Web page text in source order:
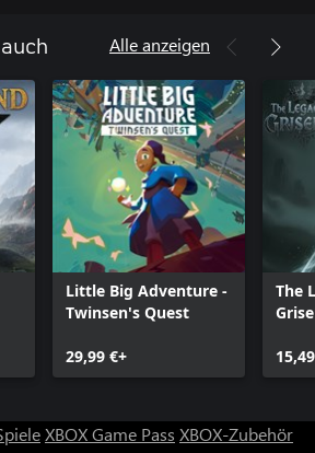
die bärtigen Axtschwinger nur
– das Zeitalter der Zwerge beginnt!
Alle anzeigen
Little Big Adventure -
Twinsen's Quest
29,99 €+
The
XBOX Game Pass XBOX-Zubehör